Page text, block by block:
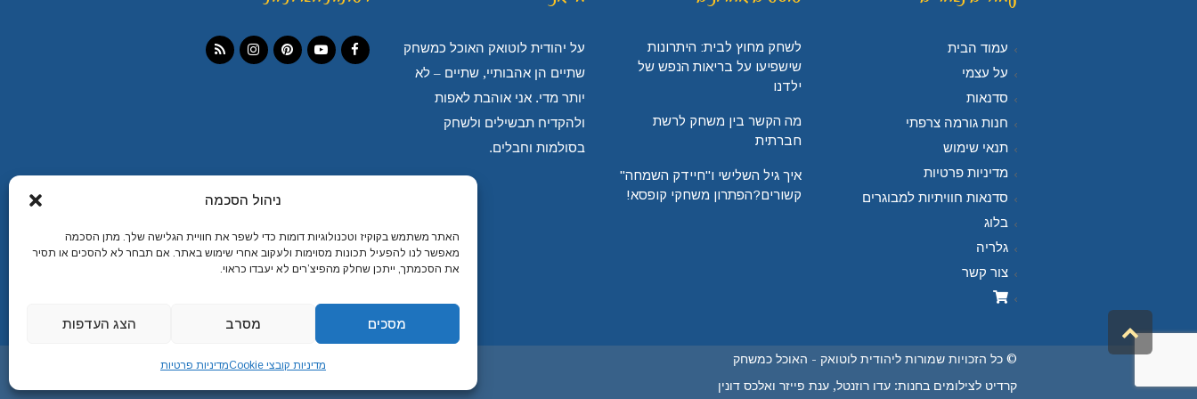
ניהול הסכמה
האתר משתמש בקוקיז וטכנולוגיות דומות כדי לשפר את חוויית הגלישה שלך. מתן הסכמה
מאפשר לנו להפעיל תכונות מסוימות ולעקוב אחרי שימוש באתר. אם תבחר לא להסכים או תסיר
את הסכמתך, ייתכן שחלק מהפיצ’רים לא יעבדו כראוי.
מסכים מסרב הצג העדפות
מדיניות קובצי Cookie מדיניות פרטיות
עמוד הבית
על עצמי
סדנאות
חנות גורמה צרפתי
תנאי שימוש
מדיניות פרטיות
סדנאות חוויתיות למבוגרים
בלוג
גלריה
צור קשר
לשחק מחוץ לבית: היתרונות
שישפיעו על בריאות הנפש של
ילדנו
מה הקשר בין משחק לרשת
חברתית
איך גיל השלישי ו"חיידק השמחה"
קשורים?הפתרון משחקי קופסא!
על יהודית לוטואק האוכל כמשחק
שתיים הן אהבותיי, שתיים – לא
יותר מדי. אני אוהבת לאפות
ולהקדיח תבשילים ולשחק
בסולמות וחבלים.
© כל הזכויות שמורות ליהודית לוטואק - האוכל כמשחק
קרדיט לצילומים בחנות: עדו רוזנטל, ענת פייזר ואלכס דונין
מיתוג עיצוב ובניית אתרים
לראש